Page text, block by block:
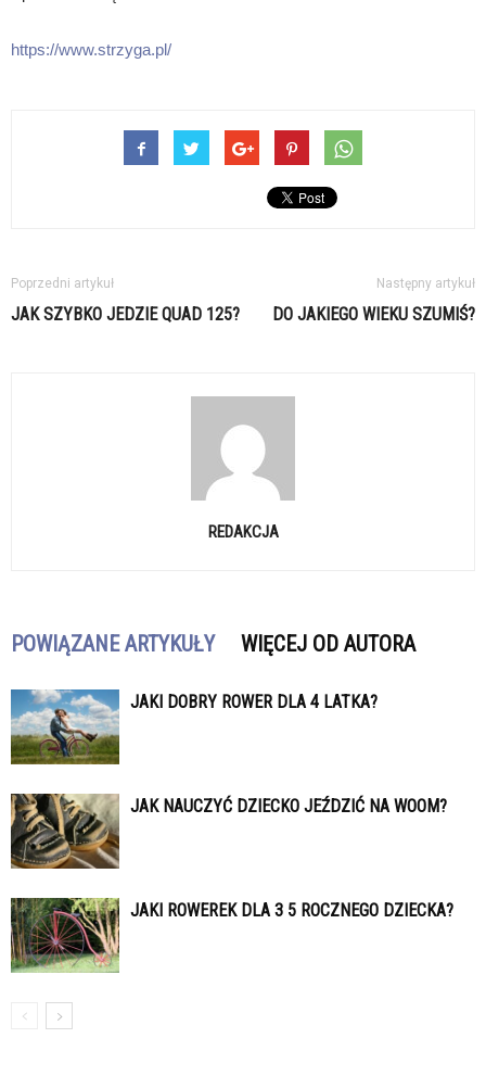
https://www.strzyga.pl/
Poprzedni artykuł
JAK SZYBKO JEDZIE QUAD 125?
Następny artykuł
DO JAKIEGO WIEKU SZUMIŚ?
REDAKCJA
POWIĄZANE ARTYKUŁY WIĘCEJ OD AUTORA
JAKI DOBRY ROWER DLA 4 LATKA?
JAK NAUCZYĆ DZIECKO JEŹDZIĆ NA WOOM?
JAKI ROWEREK DLA 3 5 ROCZNEGO DZIECKA?